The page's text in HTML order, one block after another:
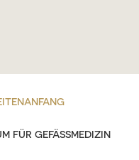
FÜR GEFÄSSMEDIZIN